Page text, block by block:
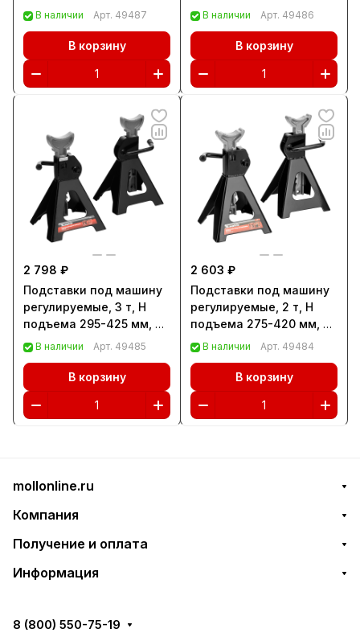
подъема 280-420 мм, 2
В наличии Арт. 49487
В корзину
шт Matrix (51630)
В наличии Арт. 49486
В корзину
2 798 ₽
Подставки под машину
регулируемые, 3 т, H
подъема 295-425 мм, 2
шт Matrix (51623)
В наличии Арт. 49485
В корзину
2 603 ₽
Подставки под машину
регулируемые, 2 т, H
подъема 275-420 мм, 2
шт Matrix (51620)
В наличии Арт. 49484
В корзину
mollonline.ru
Компания
Получение и оплата
Информация
8 (800) 550-75-19